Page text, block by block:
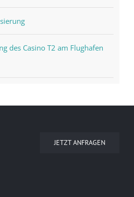
des Casino T2 am Flughafen
JETZT ANFRAGEN